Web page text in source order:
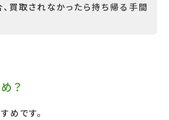
買取されなかったら持ち帰る手間
？
めです。